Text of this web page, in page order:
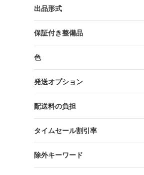
出品形式
保証付き整備品
色
発送オプション
配送料の負担
タイムセール割引率
除外キーワード